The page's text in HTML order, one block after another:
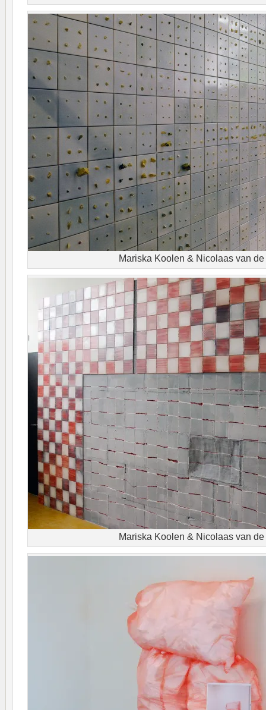
Mariska Koolen & Nicolaas van
Mariska Koolen & Nicolaas van